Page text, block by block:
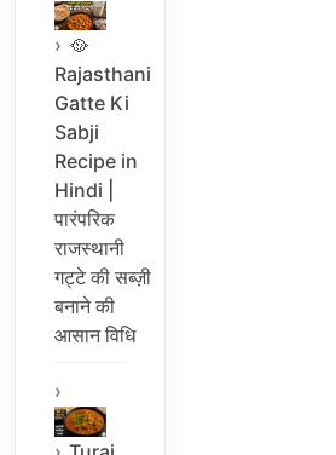
🥘
Rajasthani
Gatte Ki
Sabji
Recipe in
Hindi |
पारंपरिक
राजस्थानी
गट्टे की सब्ज़ी
बनाने की
आसान विधि